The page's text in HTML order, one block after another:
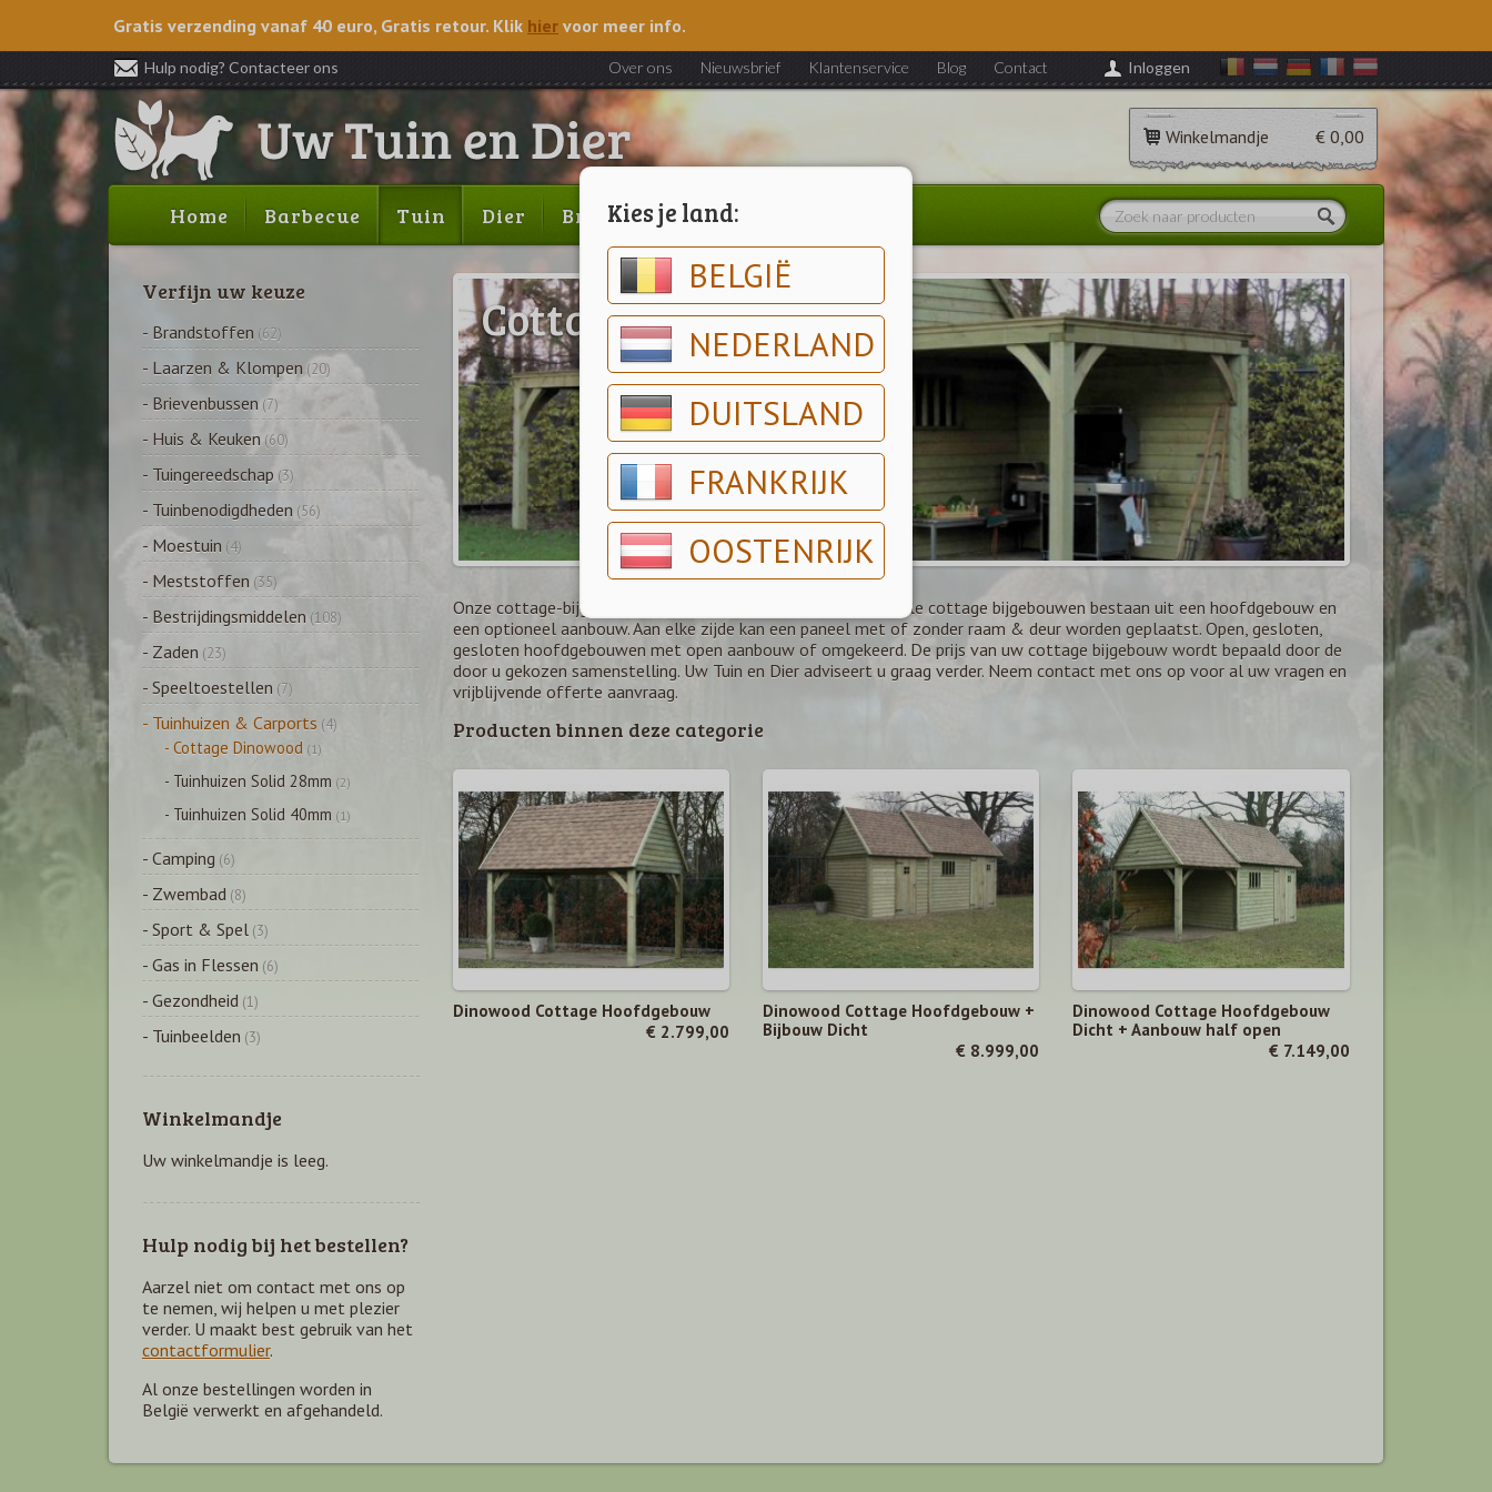
Kies je land:
BELGIË
NEDERLAND
DUITSLAND
FRANKRIJK
OOSTENRIJK
Gratis verzending vanaf 40 euro, Gratis retour. Klik hier voor meer info.
Hulp nodig? Contacteer ons Over ons Nieuwsbrief Klantenservice Blog Contact Inloggen
Winkelmandje € 0,00
Home Barbecue Tuin Dier Brood & gebak
Cottage Dinowood
Onze cottage-bijgebouwen zijn modulair samen te stellen. Alle cottage bijgebouwen bestaan uit een hoofdgebouw en
een optioneel aanbouw. Aan elke zijde kan een paneel met of zonder raam & deur worden geplaatst. Open, gesloten,
gesloten hoofdgebouwen met open aanbouw of omgekeerd. De prijs van uw cottage bijgebouw wordt bepaald door de
door u gekozen samenstelling. Uw Tuin en Dier adviseert u graag verder. Neem contact met ons op voor al uw vragen en
vrijblijvende offerte aanvraag.
Producten binnen deze categorie
Dinowood Cottage Hoofdgebouw
€ 2.799,00
Dinowood Cottage Hoofdgebouw +
Bijbouw Dicht
€ 8.999,00
Dinowood Cottage Hoofdgebouw
Dicht + Aanbouw half open
€ 7.149,00
Verfijn uw keuze
- Brandstoffen (62)
- Laarzen & Klompen (20)
- Brievenbussen (7)
- Huis & Keuken (60)
- Tuingereedschap (3)
- Tuinbenodigdheden (56)
- Moestuin (4)
- Meststoffen (35)
- Bestrijdingsmiddelen (108)
- Zaden (23)
- Speeltoestellen (7)
- Tuinhuizen & Carports (4)
- Cottage Dinowood (1)
- Tuinhuizen Solid 28mm (2)
- Tuinhuizen Solid 40mm (1)
- Camping (6)
- Zwembad (8)
- Sport & Spel (3)
- Gas in Flessen (6)
- Gezondheid (1)
- Tuinbeelden (3)
Winkelmandje
Uw winkelmandje is leeg.
Hulp nodig bij het bestellen?
Aarzel niet om contact met ons op
te nemen, wij helpen u met plezier
verder. U maakt best gebruik van het
contactformulier.
Al onze bestellingen worden in
België verwerkt en afgehandeld.